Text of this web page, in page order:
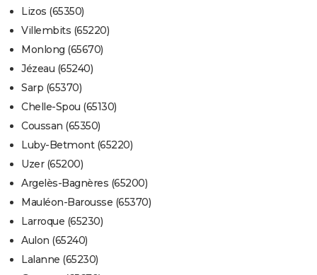
Lizos (65350)
Villembits (65220)
Monlong (65670)
Jézeau (65240)
Sarp (65370)
Chelle-Spou (65130)
Coussan (65350)
Luby-Betmont (65220)
Uzer (65200)
Argelès-Bagnères (65200)
Mauléon-Barousse (65370)
Larroque (65230)
Aulon (65240)
Lalanne (65230)